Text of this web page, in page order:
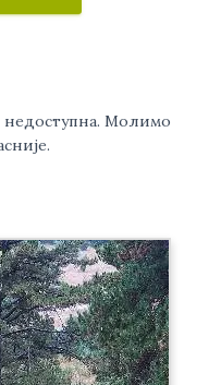
недоступна. Молимо